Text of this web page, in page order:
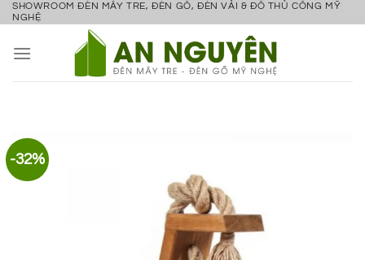
Bỏ
nội
SHOWROOM ĐÈN MÂY TRE, ĐÈN GỖ, ĐÈN VẢI & ĐỒ THỦ CÔNG MỸ
NGHỆ
-32%